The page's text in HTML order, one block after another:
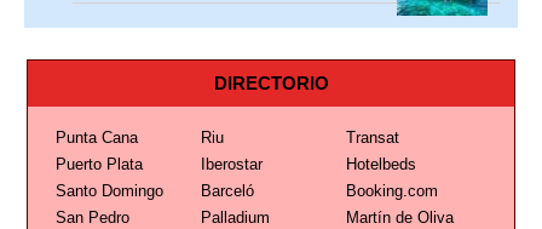
DIRECTORIO
Punta Cana Riu
Transat
Puerto Plata
Iberostar
Hotelbeds
Santo Domingo
Barceló
Booking.com
San Pedro
Palladium
Martín de Oliva